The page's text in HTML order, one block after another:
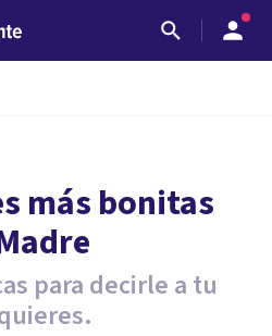
más bonitas
para decirle a tu